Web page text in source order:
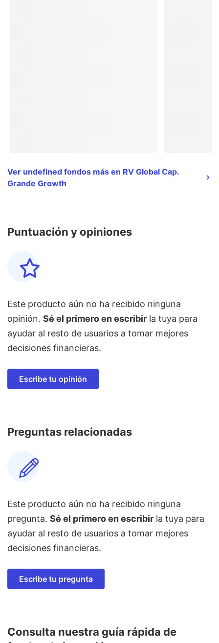
Ver undefined fondos más en RV Global Cap.
Grande Growth
Puntuación y opiniones
Este producto aún no ha recibido ninguna
opinión. Sé el primero en escribir la tuya para
ayudar al resto de usuarios a tomar mejores
decisiones financieras.
Escribe tu opinión
Preguntas relacionadas
Este producto aún no ha recibido ninguna
pregunta. Sé el primero en escribir la tuya para
ayudar al resto de usuarios a tomar mejores
decisiones financieras.
Escribe tu pregunta
Consulta nuestra guía rápida de